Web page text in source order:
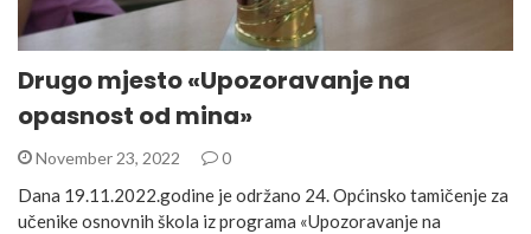
Drugo mjesto «Upozoravanje na
opasnost od mina»
November 23, 2022 0
Dana 19.11.2022.godine je održano 24. Općinsko tamičenje za
učenike osnovnih škola iz programa «Upozoravanje na